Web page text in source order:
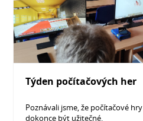
Týden počítačových her
Poznávali jsme, že počítačové
dokonce být užitečné.